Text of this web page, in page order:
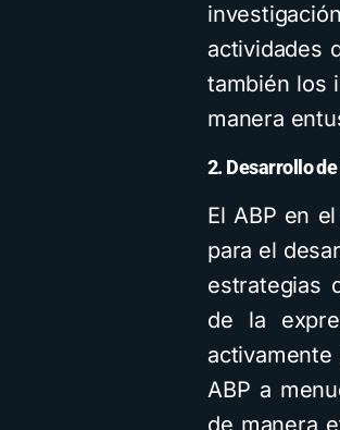
actividades
también los
manera
2. Desarrollo
El ABP en
para el
estrategias
de la
ABP a
de manera